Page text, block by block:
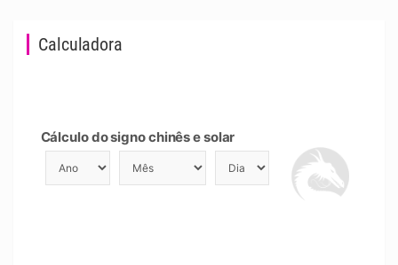
Calculadora
Cálculo do signo chinês e solar